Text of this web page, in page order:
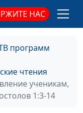
НАС
программ
чтения
ученикам,
1:3-14
Ирина
Кириченко
Кириченко
Ирина
Кириченко
#49